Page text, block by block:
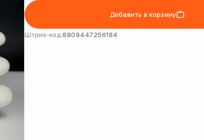
Добавить в корзину
Штрих-код:8809447256184